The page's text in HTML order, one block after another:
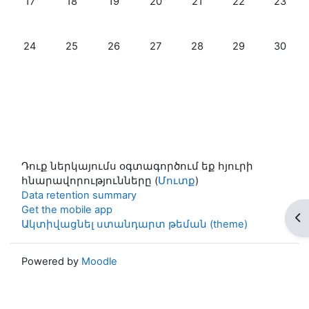
No events, երկուշաբթի, 24 հունիսի
24 No events, երեքշաբթի, 25 հունիսի
25 No events, չորեքշաբթի, 26 հունիսի
26 No events, հինգշաբթի, 27
27 No events, ուրբաթ, 28
28 No events,
29 No
30
Դուք ներկայումս օգտագործում եք հյուրի
հնարավորությունները (Մուտք)
Data retention summary
Get the mobile app
Ակտիվացնել ստանդարտ թեման (theme)
Powered by Moodle